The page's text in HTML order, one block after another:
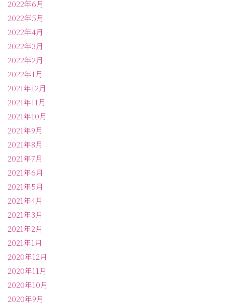
2022年6月
2022年5月
2022年4月
2022年3月
2022年2月
2022年1月
2021年12月
2021年11月
2021年10月
2021年9月
2021年8月
2021年7月
2021年6月
2021年5月
2021年4月
2021年3月
2021年2月
2021年1月
2020年12月
2020年11月
2020年10月
2020年9月